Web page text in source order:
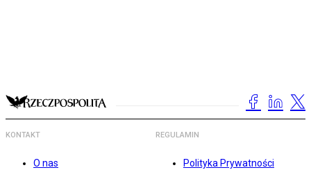
KONTAKT
O nas
REGULAMIN
Polityka Prywatności